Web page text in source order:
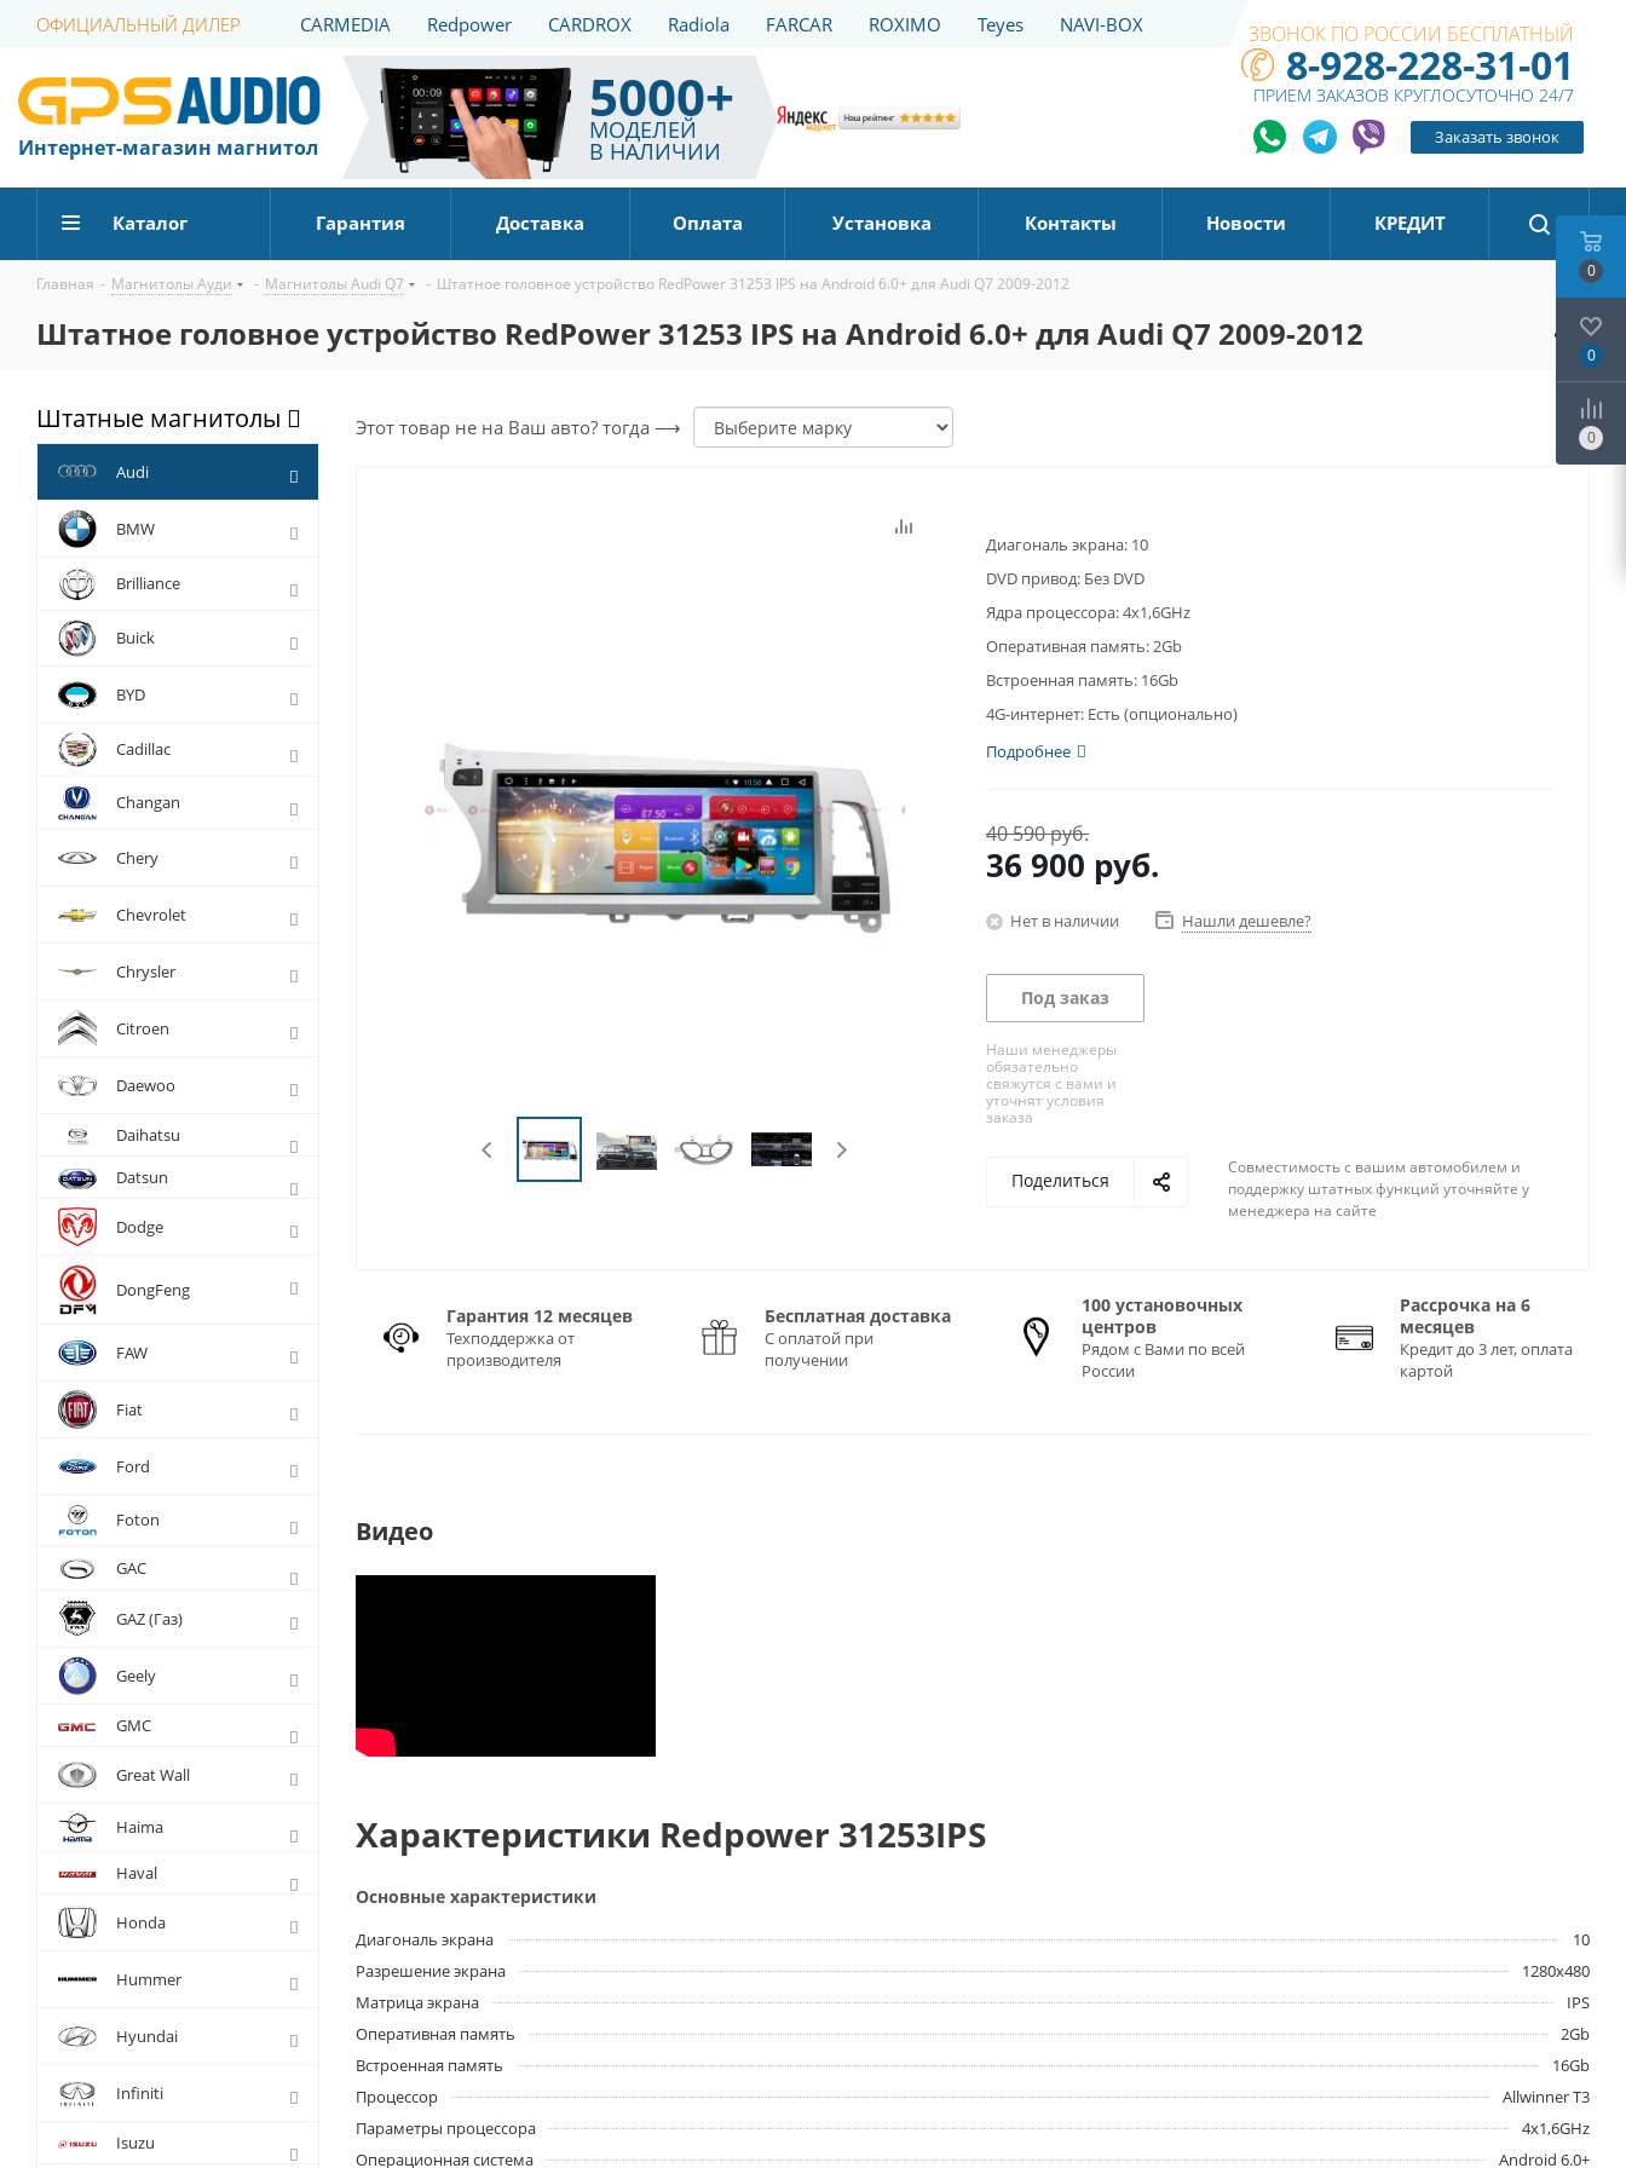
ОФИЦИАЛЬНЫЙ ДИЛЕР CARMEDIA Redpower CARDROX Radiola FARCAR ROXIMO Teyes NAVI-BOX
Интернет-магазин магнитол
5000+
МОДЕЛЕЙ
В НАЛИЧИИ
ЗВОНОК ПО РОССИИ БЕСПЛАТНЫЙ
8-928-228-31-01
ПРИЕМ ЗАКАЗОВ КРУГЛОСУТОЧНО 24/7
Заказать звонок
Каталог Гарантия Доставка Оплата Установка Контакты Новости КРЕДИТ
Главная - Магнитолы Ауди - Магнитолы Audi Q7 - Штатное головное устройство RedPower 31253 IPS на Android 6.0+ для Audi Q7 2009-2012
Штатное головное устройство RedPower 31253 IPS на Android 6.0+ для Audi Q7 2009-2012
Этот товар не на Ваш авто? тогда ⟶
Диагональ экрана: 10
DVD привод: Без DVD
Ядра процессора:4x1,6GHz
Оперативная память:2Gb
Встроенная память: 16Gb
4G-интернет: Есть (опционально)
Подробнее
40 590 руб.
36 900 руб.
Нет в наличии Нашли дешевле?
Под заказ
Наши менеджеры
обязательно
свяжутся с вами и
уточнят условия
заказа
Поделиться
Совместимость с вашим автомобилем и
поддержку штатных функций уточняйте у
менеджера на сайте
Гарантия 12 месяцев
Техподдержка от
производителя
Бесплатная доставка
С оплатой при
получении
100 установочных
центров
Рядом с Вами по всей
России
Рассрочка на 6
месяцев
Кредит до 3 лет, оплата
картой
Видео
Характеристики Redpower 31253IPS
Основные характеристики
Диагональ экрана
10
Разрешение экрана
1280x480
Матрица экрана
IPS
Оперативная память
2Gb
Встроенная память
16Gb
Процессор
Allwinner T3
Параметры процессора
4x1,6GHz
Операционная система
Android 6.0+
Штатные магнитолы
Audi
BMW
Brilliance
Buick
BYD
Cadillac
Changan
Chery
Chevrolet
Chrysler
Citroen
Daewoo
Daihatsu
Datsun
Dodge
DongFeng
FAW
Fiat
Ford
Foton
GAC
GAZ (Газ)
Geely
GMC
Great Wall
Haima
Haval
Honda
Hummer
Hyundai
Infiniti
Isuzu
0
0
0